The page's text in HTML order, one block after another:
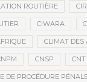
ROUTIÈRE
CIWARA
CLIMAT DES
CNSP CNT
DE PROCÉDURE